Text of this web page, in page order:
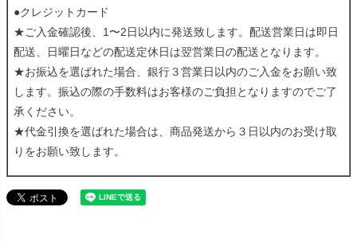
●クレジットカード
★ご入金確認後、1〜2日以内に発送致します。配送営業日は即日
配送、日曜日などの配送定休日は翌営業日の配送となります。
★お振込を選ばれた場合、銀行３営業日以内のご入金をお願い致
します。振込の際の手数料はお客様のご負担となりますのでご了
承ください。
★代金引換を選ばれた場合は、商品発送から３日以内のお受け取
りをお願い致します。